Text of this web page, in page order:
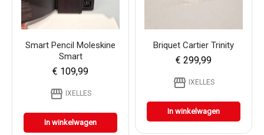
Smart Pencil Moleskine
Smart
€ 109,99
storefront IXELLES
In winkelwagen
Briquet Cartier Trinity
€ 299,99
storefront IXELLES
In winkelwagen